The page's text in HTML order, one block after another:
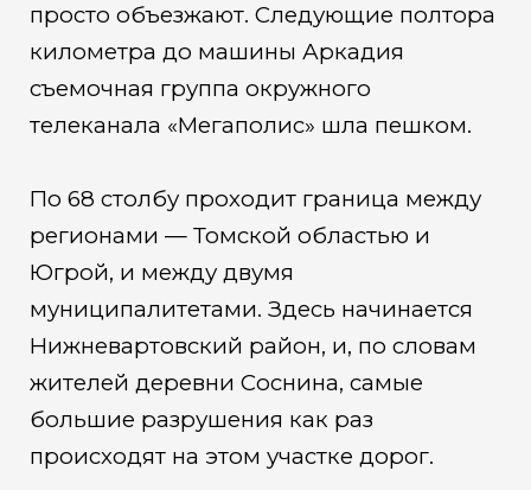
просто объезжают. Следующие полтора
километра до машины Аркадия
съемочная группа окружного
телеканала «Мегаполис» шла пешком.
По 68 столбу проходит граница между
регионами — Томской областью и
Югрой, и между двумя
муниципалитетами. Здесь начинается
Нижневартовский район, и, по словам
жителей деревни Соснина, самые
большие разрушения как раз
происходят на этом участке дорог.